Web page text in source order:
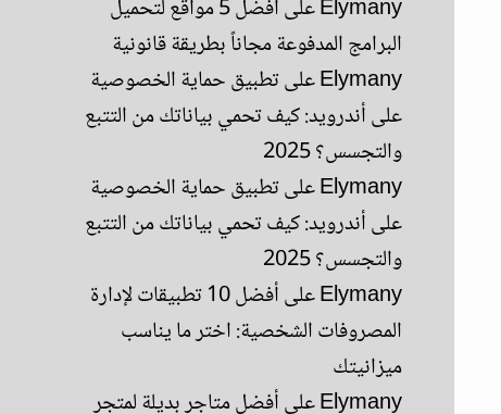
Elymanyعلى
أفضل 5 مواقع لتحميل
البرامج المدفوعة مجاناً بطريقة قانونية
Elymanyعلىتطبيق حماية الخصوصية
على أندرويد: كيف تحمي بياناتك من التتبع
والتجسس؟ 2025
Elymanyعلىتطبيق حماية الخصوصية
على أندرويد: كيف تحمي بياناتك من التتبع
والتجسس؟ 2025
Elymanyعلى
أفضل 10 تطبيقات لإدارة
المصروفات الشخصية: اختر ما يناسب
ميزانيتك
Elymanyعلىأفضل متاجر بديلة لمتجر